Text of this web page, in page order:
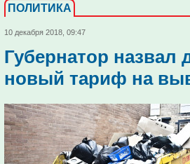
ПОЛИТИКА
10 декабря 2018, 09:47
Губернатор назвал
новый тариф на